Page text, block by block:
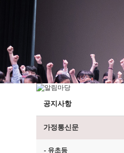
공지사항
가정통신문
- 유초등